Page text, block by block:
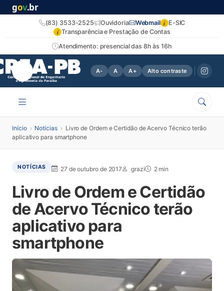
gov.br
Atendimento: presencial das 8h às 16h
(83) 3533-2525 Ouvidoria Webmail i E-SIC
i Transparência e Prestação de Contas
A- A A+ Alto contraste
Início › Notícias › Livro de Ordem e Certidão de Acervo Técnico terão
aplicativo para smartphone
NOTÍCIAS 27 de outubro de 2017 grazi 2 min
Livro de Ordem e Certidão
de Acervo Técnico terão
aplicativo para
smartphone